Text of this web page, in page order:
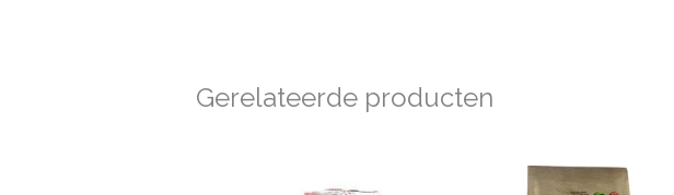
Gerelateerde producten